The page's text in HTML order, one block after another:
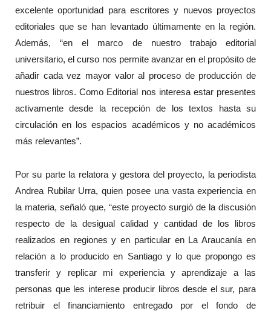
excelente oportunidad para escritores y nuevos proyectos
editoriales que se han levantado últimamente en la región.
Además, “en el marco de nuestro trabajo editorial
universitario, el curso nos permite avanzar en el propósito de
añadir cada vez mayor valor al proceso de producción de
nuestros libros. Como Editorial nos interesa estar presentes
activamente desde la recepción de los textos hasta su
circulación en los espacios académicos y no académicos
más relevantes”.
Por su parte la relatora y gestora del proyecto, la periodista
Andrea Rubilar Urra, quien posee una vasta experiencia en
la materia, señaló que, “este proyecto surgió de la discusión
respecto de la desigual calidad y cantidad de los libros
realizados en regiones y en particular en La Araucanía en
relación a lo producido en Santiago y lo que propongo es
transferir y replicar mi experiencia y aprendizaje a las
personas que les interese producir libros desde el sur, para
retribuir el financiamiento entregado por el fondo de